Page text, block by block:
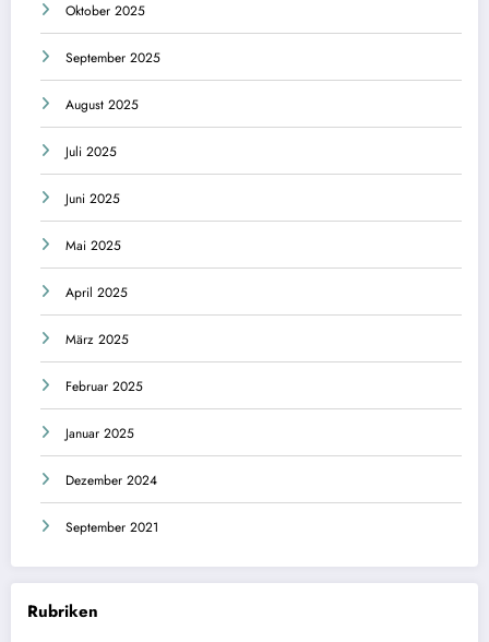
Oktober 2025
September 2025
August 2025
Juli 2025
Juni 2025
Mai 2025
April 2025
März 2025
Februar 2025
Januar 2025
Dezember 2024
September 2021
Rubriken